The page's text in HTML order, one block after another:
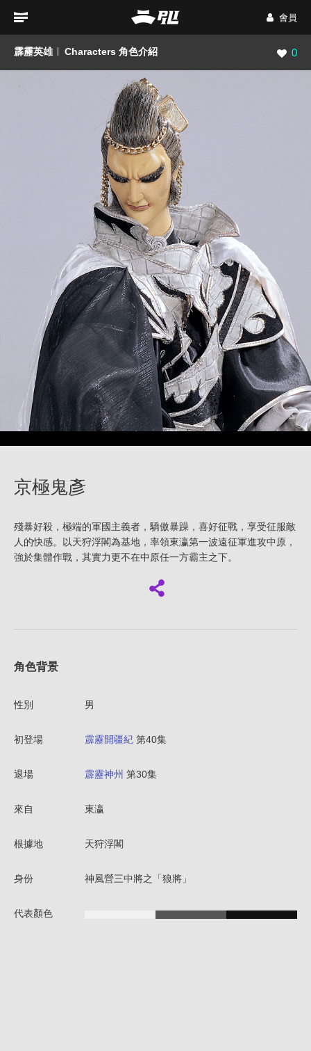
會員
霹靂英雄 Characters 角色介紹 瀏覽
0
京極鬼彥
殘暴好殺，極端的軍國主義者，驕傲暴躁，喜好征戰，享受征服敵
人的快感。以天狩浮閣為基地，率領東瀛第一波遠征軍進攻中原，
強於集體作戰，其實力更不在中原任一方霸主之下。
角色背景
性別 男
初登場 霹靂開疆紀 第40集
退場 霹靂神州 第30集
來自 東瀛
根據地 天狩浮閣
身份 神風營三中將之「狼將」
代表顏色